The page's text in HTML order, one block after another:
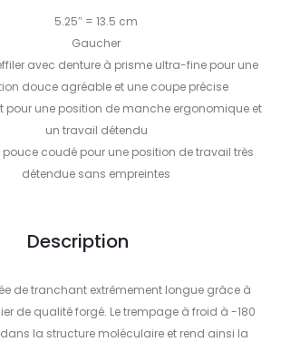
5.25″ = 13.5 cm
Gaucher
avec denture à prisme ultra-fine pour une
douce agréable et une coupe précise
pour une position de manche ergonomique et
un travail détendu
coudé pour une position de travail très
détendue sans empreintes
Description
de tranchant extrêmement longue grâce à
de qualité forgé. Le trempage à froid à -180
dans la structure moléculaire et rend ainsi la